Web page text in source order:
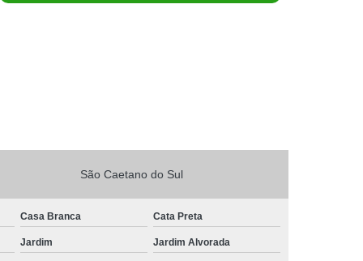
São Caetano do Sul
Casa Branca Cata Preta
Jardim Jardim Alvorada